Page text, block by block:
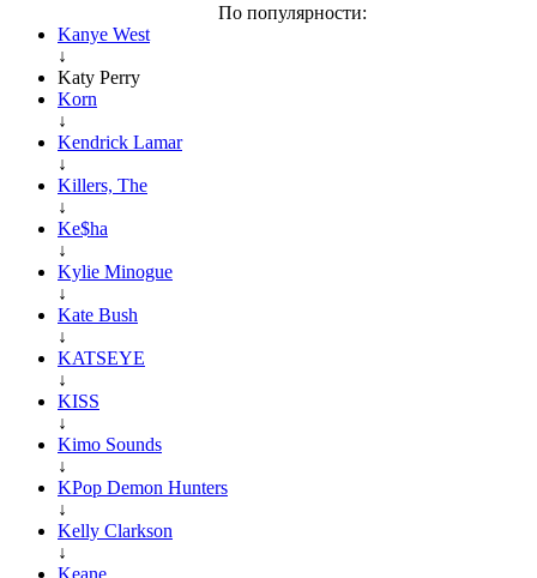
По популярности:
Kanye West
↓
Katy Perry
Korn
↓
Kendrick Lamar
↓
Killers, The
↓
Ke$ha
↓
Kylie Minogue
↓
Kate Bush
↓
KATSEYE
↓
KISS
↓
Kimo Sounds
↓
KPop Demon Hunters
↓
Kelly Clarkson
↓
Keane